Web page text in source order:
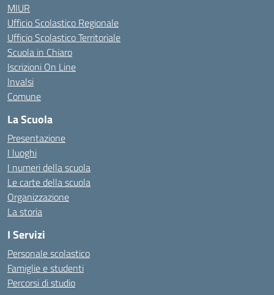
MIUR
Ufficio Scolastico Regionale
Ufficio Scolastico Territoriale
Scuola in Chiaro
Iscrizioni On Line
Invalsi
Comune
La Scuola
Presentazione
I luoghi
I numeri della scuola
Le carte della scuola
Organizzazione
La storia
I Servizi
Personale scolastico
Famiglie e studenti
Percorsi di studio